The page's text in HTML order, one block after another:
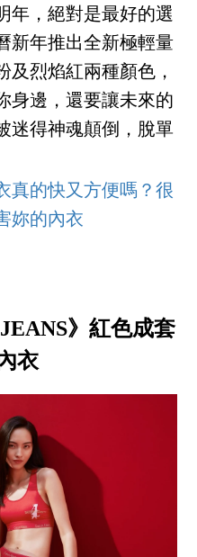
年，絕對是最好的選
新年推出全新極輕量
及烈焰紅兩種顏色，
身邊，還要讓未來的
迷得神魂顛倒，脫單
真的快又方便嗎？很
妳的內衣
》紅色成套
衣